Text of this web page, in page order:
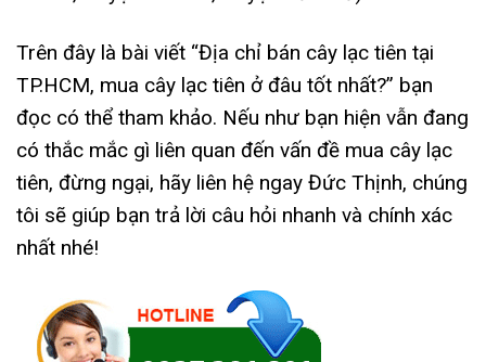
Trên đây là bài viết “Địa chỉ bán cây lạc tiên tại
TP.HCM, mua cây lạc tiên ở đâu tốt nhất?” bạn
đọc có thể tham khảo. Nếu như bạn hiện vẫn đang
có thắc mắc gì liên quan đến vấn đề mua cây lạc
tiên, đừng ngại, hãy liên hệ ngay Đức Thịnh, chúng
tôi sẽ giúp bạn trả lời câu hỏi nhanh và chính xác
nhất nhé!